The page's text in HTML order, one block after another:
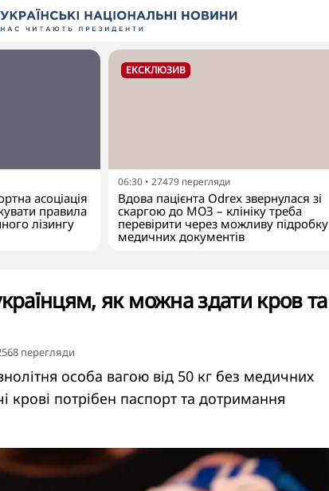
асоціація
правила
лізингу
ЕКСКЛЮЗИВ
06:30 • 27479 перегляди
Вдова пацієнта Odrex звернулася зі
скаргою до МОЗ – клініку треба
перевірити через можливу підробку
медичних документів
як можна здати кров та
перегляди
особа вагою від 50 кг без медичних
крові потрібен паспорт та дотримання